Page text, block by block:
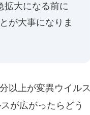
拡大になる前に
が大事になりま
以上が変異ウイルス
が広がったらどう